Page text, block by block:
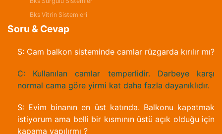
Bks Vitrin Sistemleri
Soru & Cevap
S: Cam balkon sisteminde camlar rüzgarda kırılır mı?
C: Kullanılan camlar temperlidir. Darbeye karşı
normal cama göre yirmi kat daha fazla dayanıklıdır.
S: Evim binanın en üst katında. Balkonu kapatmak
istiyorum ama belli bir kısmının üstü açık olduğu için
kapama yapılırmı ?